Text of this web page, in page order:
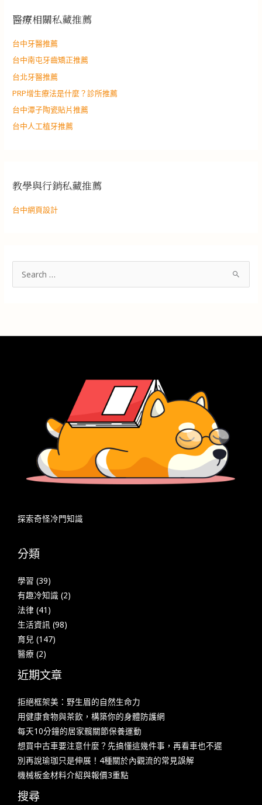
醫療相關私藏推薦
台中牙醫推薦
台中南屯牙齒矯正推薦
台北牙醫推薦
PRP增生療法是什麼？診所推薦
台中潭子陶瓷貼片推薦
台中人工植牙推薦
教學與行銷私藏推薦
台中網頁設計
尋
字
探索奇怪冷門知識
分類
學習 (39)
有趣冷知識 (2)
法律 (41)
生活資訊 (98)
育兒 (147)
醫療 (2)
近期文章
拒絕框架美：野生眉的自然生命力
用健康食物與茶飲，構築你的身體防護網
每天10分鐘的居家髖關節保養運動
想買中古車要注意什麼？先搞懂這幾件事，再看車也不遲
別再說瑜珈只是伸展！4種關於內觀流的常見誤解
機械板金材料介紹與報價3重點
搜尋